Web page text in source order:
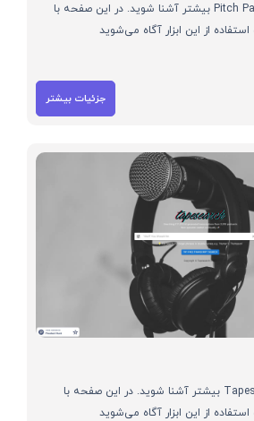
با هوش مصنوعی Pitch Patterns بیشتر آشنا شوید. در این صفحه با
استفاده از این ابزار آگاه می‌شوید
جزئیات بیشتر
با هوش مصنوعی Tapesearch بیشتر آشنا شوید. در این صفحه با
استفاده از این ابزار آگاه می‌شوید